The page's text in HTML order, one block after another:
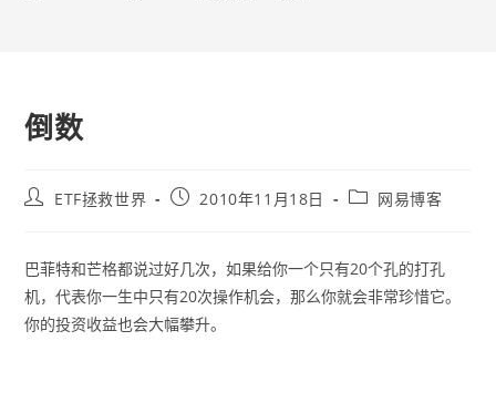
倒数
PostETF拯救世界
Post2010年11月18日
Post网易博客
巴菲特和芒格都说过好几次，如果给你一个只有20个孔的打孔
机，代表你一生中只有20次操作机会，那么你就会非常珍惜它。
你的投资收益也会大幅攀升。